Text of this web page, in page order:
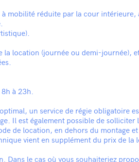
à mobilité réduite par la cour intérieure,
la location (journée ou demi-journée),
8h à 23h.
un service de régie obligatoire
Il est également possible de solliciter
de location, en dehors du montage
vient en supplément du prix de la
Dans le cas où vous souhaiteriez